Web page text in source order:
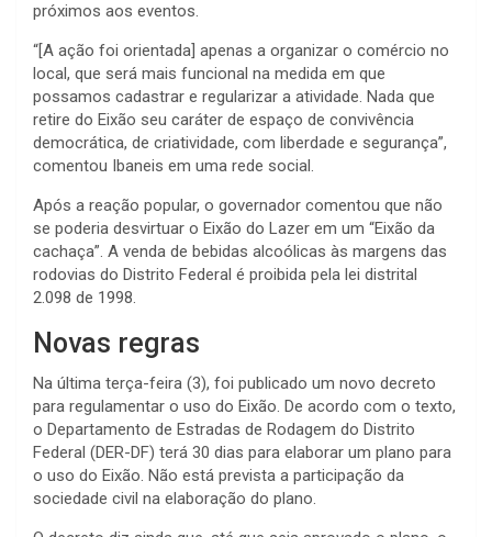
próximos aos eventos.
“[A ação foi orientada] apenas a organizar o comércio no
local, que será mais funcional na medida em que
possamos cadastrar e regularizar a atividade. Nada que
retire do Eixão seu caráter de espaço de convivência
democrática, de criatividade, com liberdade e segurança”,
comentou Ibaneis em uma rede social.
Após a reação popular, o governador comentou que não
se poderia desvirtuar o Eixão do Lazer em um “Eixão da
cachaça”. A venda de bebidas alcoólicas às margens das
rodovias do Distrito Federal é proibida pela lei distrital
2.098 de 1998.
Novas regras
Na última terça-feira (3), foi publicado um novo decreto
para regulamentar o uso do Eixão. De acordo com o texto,
o Departamento de Estradas de Rodagem do Distrito
Federal (DER-DF) terá 30 dias para elaborar um plano para
o uso do Eixão. Não está prevista a participação da
sociedade civil na elaboração do plano.